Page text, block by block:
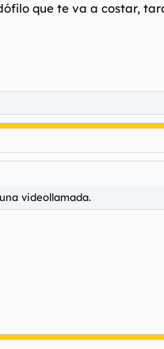
que te va a costar,
videollamada.